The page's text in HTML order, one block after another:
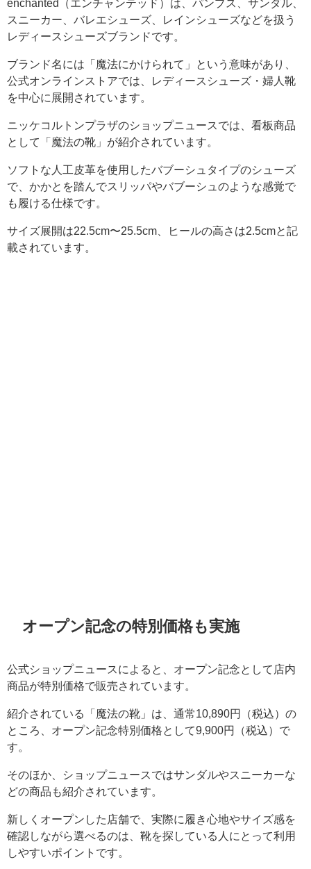
enchanted（エンチャンテッド）は、パンプス、サンダル、
スニーカー、バレエシューズ、レインシューズなどを扱う
レディースシューズブランドです。
ブランド名には「魔法にかけられて」という意味があり、
公式オンラインストアでは、レディースシューズ・婦人靴
を中心に展開されています。
ニッケコルトンプラザのショップニュースでは、看板商品
として「魔法の靴」が紹介されています。
ソフトな人工皮革を使用したバブーシュタイプのシューズ
で、かかとを踏んでスリッパやバブーシュのような感覚で
も履ける仕様です。
サイズ展開は22.5cm〜25.5cm、ヒールの高さは2.5cmと記
載されています。
オープン記念の特別価格も実施
公式ショップニュースによると、オープン記念として店内
商品が特別価格で販売されています。
紹介されている「魔法の靴」は、通常10,890円（税込）の
ところ、オープン記念特別価格として9,900円（税込）で
す。
そのほか、ショップニュースではサンダルやスニーカーな
どの商品も紹介されています。
新しくオープンした店舗で、実際に履き心地やサイズ感を
確認しながら選べるのは、靴を探している人にとって利用
しやすいポイントです。